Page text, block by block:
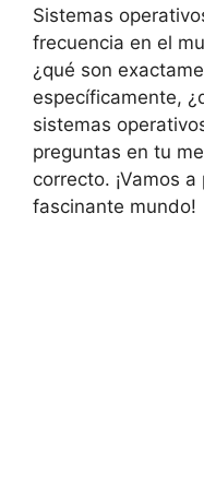
Sistemas
frecuencia en el
¿qué son
específicamente,
sistemas
preguntas en tu
correcto. ¡Vamos
fascinante mundo!